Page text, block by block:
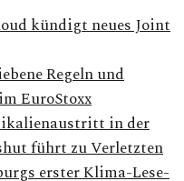
kündigt neues Joint
Regeln und
EuroStoxx
in der
führt zu Verletzten
erster Klima-Lese-